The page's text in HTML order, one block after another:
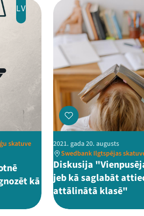
LV
skatuve
kā
2021. gada 20. augusts
Swedbank Ilgtspējas
Diskusija
jeb kā saglabāt
attālinātā klasē"